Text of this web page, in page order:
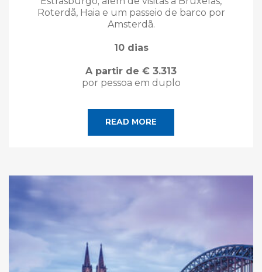
Roterdã, Haia e um passeio de barco por
Amsterdã.
10 dias
A partir de € 3.313
por pessoa em duplo
READ MORE